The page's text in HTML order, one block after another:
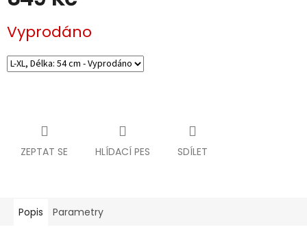
cena:
Vyprodáno
ZEPTAT SE HLÍDACÍ PES SDÍLET
Popis Parametry